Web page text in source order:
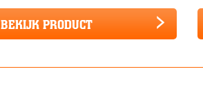
BEKIJK PRODUCT